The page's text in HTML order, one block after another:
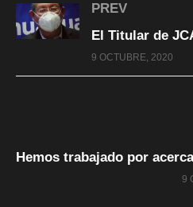
PREV
9 OCTUBRE, 2020
9